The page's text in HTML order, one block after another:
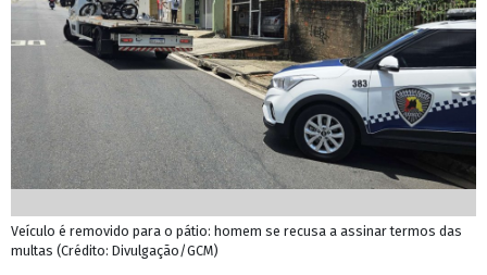
Veículo é removido para o pátio: homem se recusa a assinar termos das
multas (Crédito: Divulgação/GCM)